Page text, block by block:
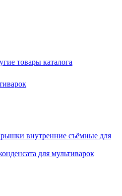
товары каталога
внутренние съёмные для
для мультиварок